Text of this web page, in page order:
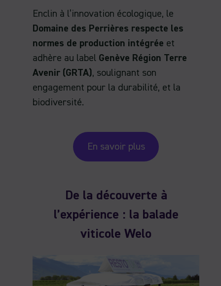
Enclin à l’innovation écologique, le
Domaine des Perrières respecte les
normes de production intégrée et
adhère au label Genève Région Terre
Avenir (GRTA), soulignant son
engagement pour la durabilité, et la
biodiversité.
En savoir plus
De la découverte à
l’expérience : la balade
viticole Welo